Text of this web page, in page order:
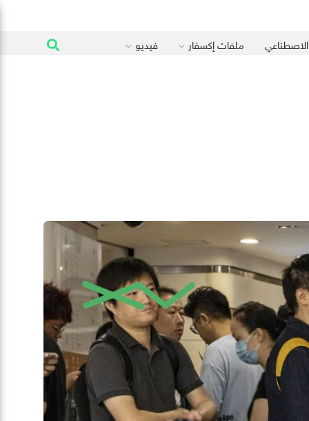
الاصطناعي ملفات إكسفار فيديو